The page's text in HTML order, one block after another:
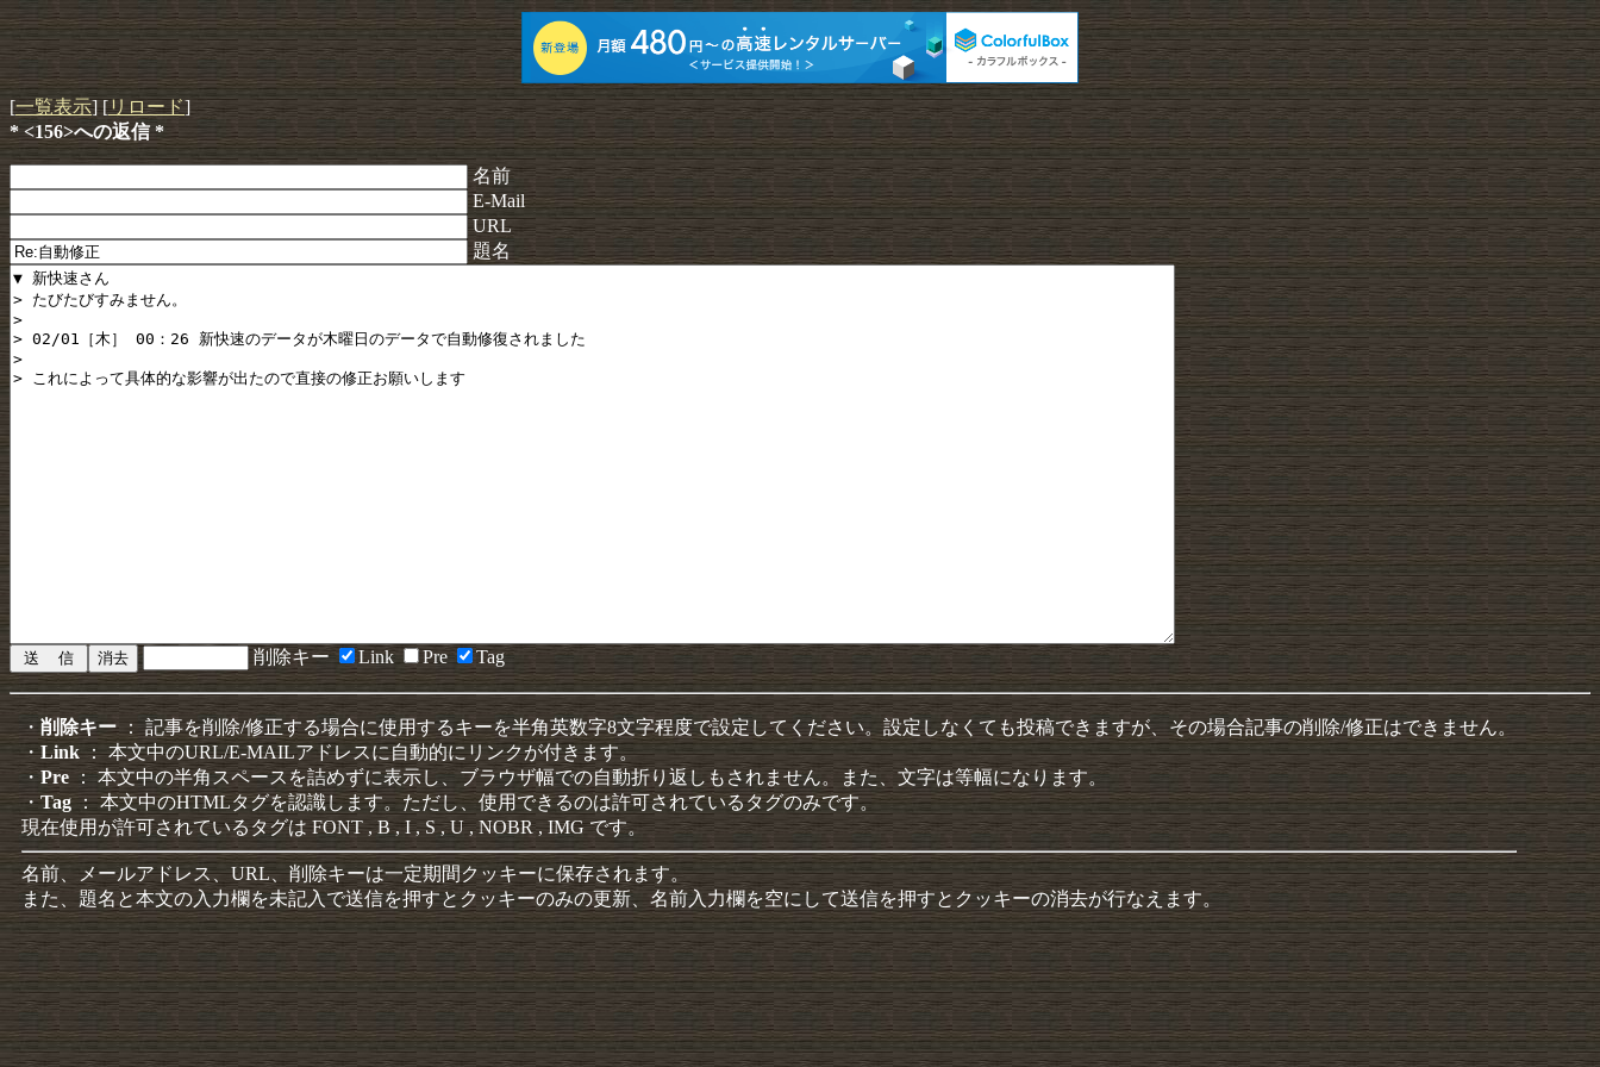
[一覧表示] [リロード]
* <156>への返信 *
名前
E-Mail
URL
題名
削除キー Link Pre Tag
・ 削除キー： 記事を削除/修正する場合に使用するキーを半角英数字8文字程度で設定してください。設定しなくても投稿できますが、その場合記事の削除/修正はできません。
・Link： 本文中のURL/E-MAILアドレスに自動的にリンクが付きます。
・Pre ： 本文中の半角スペースを詰めずに表示し、ブラウザ幅での自動折り返しもされません。また、文字は等幅になります。
・Tag： 本文中のHTMLタグを認識します。ただし、使用できるのは許可されているタグのみです。
現在使用が許可されているタグは FONT , B , I , S , U , NOBR , IMG です。
名前、メールアドレス、URL、削除キーは一定期間クッキーに保存されます。
また、題名と本文の入力欄を未記入で送信を押すとクッキーのみの更新、名前入力欄を空にして送信を押すとクッキーの消去が行なえます。